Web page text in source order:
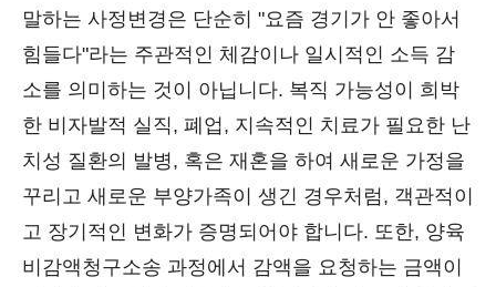
말하는 사정변경은 단순히 "요즘 경기가 안 좋아서
힘들다"라는 주관적인 체감이나 일시적인 소득 감
소를 의미하는 것이 아닙니다. 복직 가능성이 희박
한 비자발적 실직, 폐업, 지속적인 치료가 필요한 난
치성 질환의 발병, 혹은 재혼을 하여 새로운 가정을
꾸리고 새로운 부양가족이 생긴 경우처럼, 객관적이
고 장기적인 변화가 증명되어야 합니다. 또한, 양육
비감액청구소송 과정에서 감액을 요청하는 금액이